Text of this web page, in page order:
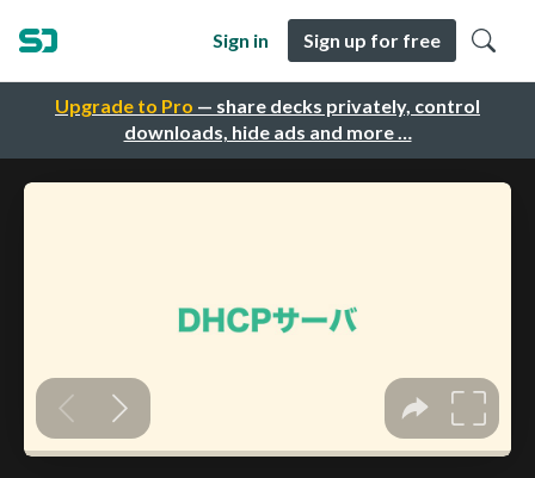
Upgrade to Pro — share decks privately, control
downloads, hide ads and more …
Sign in Sign up for free